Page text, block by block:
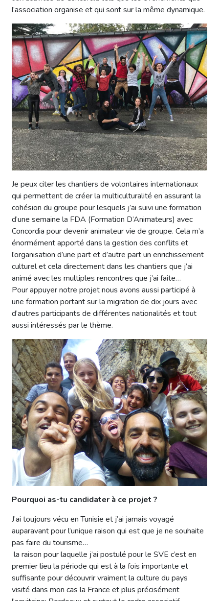
l’association organise et qui sont sur la même dynamique.
Je peux citer les chantiers de volontaires internationaux
qui permettent de créer la multiculturalité en assurant la
cohésion du groupe pour lesquels j’ai suivi une formation
d’une semaine la FDA (Formation D’Animateurs) avec
Concordia pour devenir animateur vie de groupe. Cela m’a
énormément apporté dans la gestion des conflits et
l’organisation d’une part et d’autre part un enrichissement
culturel et cela directement dans les chantiers que j’ai
animé avec les multiples rencontres que j’ai faite…
Pour appuyer notre projet nous avons aussi participé à
une formation portant sur la migration de dix jours avec
d’autres participants de différentes nationalités et tout
aussi intéressés par le thème.
Pourquoi as-tu candidater à ce projet ?
J’ai toujours vécu en Tunisie et j’ai jamais voyagé
auparavant pour l’unique raison qui est que je ne souhaite
pas faire du tourisme…
la raison pour laquelle j’ai postulé pour le SVE c’est en
premier lieu la période qui est à la fois importante et
suffisante pour découvrir vraiment la culture du pays
visité dans mon cas la France et plus précisément